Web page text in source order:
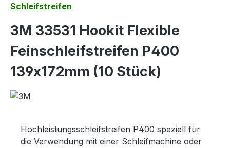
Schleifstreifen
3M 33531 Hookit Flexible
Feinschleifstreifen P400
139x172mm (10 Stück)
Hochleistungsschleifstreifen P400 speziell für
die Verwendung mit einer Schleifmachine oder